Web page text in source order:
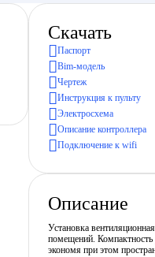
Скачать
Паспорт
Bim-модель
Чертеж
Инструкция к пульту
Электросхема
Описание контроллера
Подключение к wifi
Описание
Установка
помещений. Компактность
экономя при этом